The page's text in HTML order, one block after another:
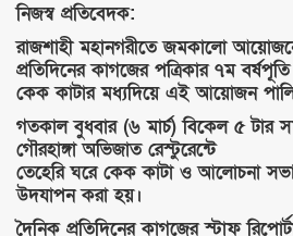
নিজস্ব প্রতিবেদক:
রাজশাহী মহানগরীতে জমকালো
প্রতিদিনের কাগজের পত্রিকার ৭ম
কেক কাটার মধ্যদিয়ে এই আয়োজন
গতকাল বুধবার (৬ মার্চ) বিকেল ৫ টার
গৌরহাঙ্গা অভিজাত রেস্টুরেন্টে
তেহেরি ঘরে কেক কাটা ও আলোচনা
উদযাপন করা হয়।
দৈনিক প্রতিদিনের কাগজের স্টাফ